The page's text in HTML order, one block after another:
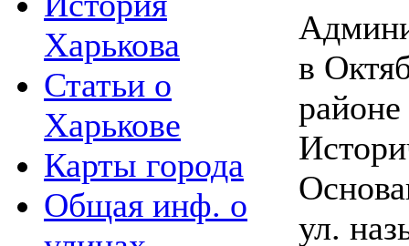
Харькова
Статьи о
Харькове
Карты города
Общая инф. о
в
ул.